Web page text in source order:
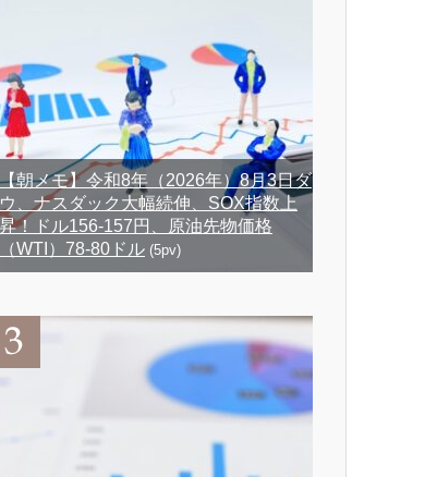
【朝メモ】令和8年（2026年）8月3日ダ
ウ、ナスダック大幅続伸、SOX指数上
昇！ドル156-157円、原油先物価格
（WTI）78-80ドル (5pv)